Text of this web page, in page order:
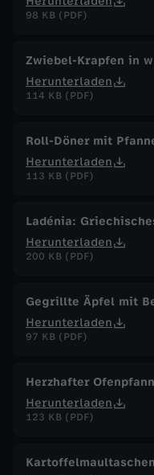
98 KB (PDF)
Zwiebel-Krapfen in
Herunterladen
114 KB (PDF)
Roll-Döner mit
Herunterladen
113 KB (PDF)
Ladénia:
Herunterladen
200 KB (PDF)
Gegrillte Äpfel mit
Herunterladen
97 KB (PDF)
Herzhafter
Herunterladen
123 KB (PDF)